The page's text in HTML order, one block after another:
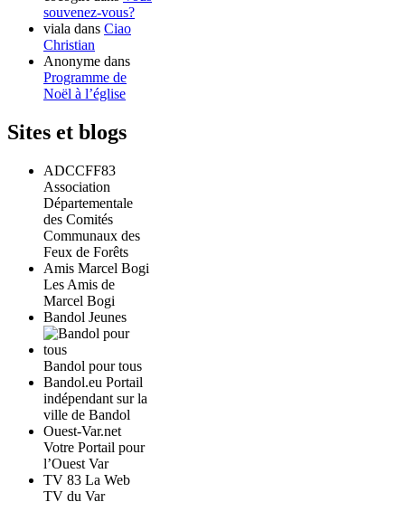
souvenez-vous?
viala dans Ciao
Christian
Anonyme dans
Programme de
Noël à l’église
Sites et blogs
ADCCFF83
Association
Départementale
des Comités
Communaux des
Feux de Forêts
Amis Marcel Bogi
Les Amis de
Marcel Bogi
Bandol Jeunes
Bandol pour tous
Bandol.eu Portail
indépendant sur la
ville de Bandol
Ouest-Var.net
Votre Portail pour
l’Ouest Var
TV 83 La Web
TV du Var